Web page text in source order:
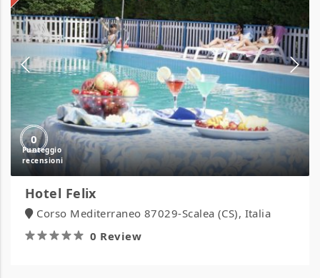
0
Hotel Felix
Corso Mediterraneo 87029-Scalea (CS), Italia
0 Review